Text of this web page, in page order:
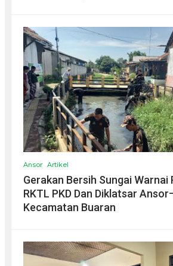
Ansor Artikel
Gerakan Bersih Sungai Warnai
RKTL PKD Dan Diklatsar
Kecamatan Buaran